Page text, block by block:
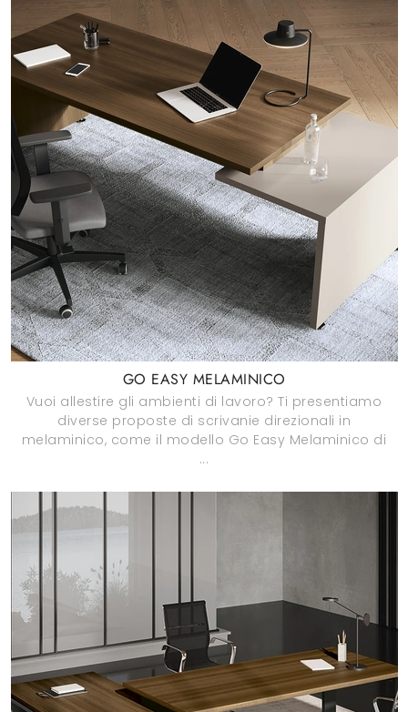
GO EASY MELAMINICO
Vuoi allestire gli ambienti di lavoro? Ti presentiamo
diverse proposte di scrivanie direzionali in
melaminico, come il modello Go Easy Melaminico di
...